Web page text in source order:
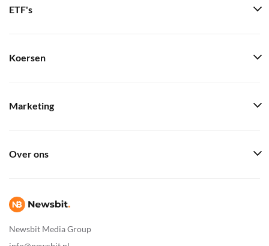
Newsbit Media Group
ETF's
Koersen
Marketing
Over ons